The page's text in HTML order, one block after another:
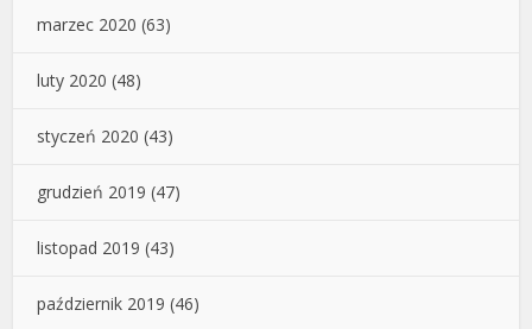
marzec 2020 (63)
luty 2020 (48)
styczeń 2020 (43)
grudzień 2019 (47)
listopad 2019 (43)
październik 2019 (46)